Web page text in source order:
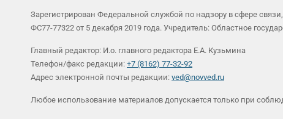
Зарегистрирован Федеральной службой по надзору в сфере
ФС77-77322 от 5 декабря 2019 года. Учредитель: Областное
Главный редактор: И.о. главного редактора Е.А. Кузьмина
Телефон/факс редакции: +7 (8162) 77-32-92
Адрес электронной почты редакции: ved@novved.ru
Любое использование материалов допускается только при